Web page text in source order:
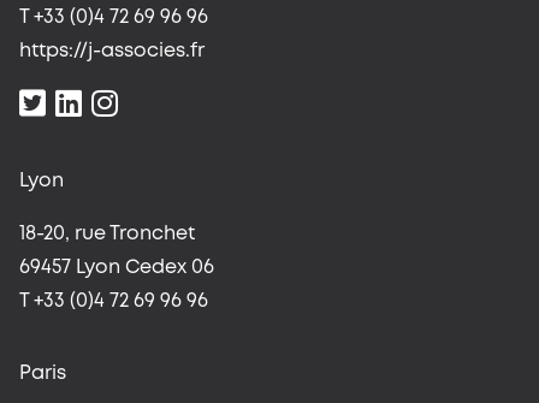
T +33 (0)4 72 69 96 96
https://j-associes.fr
Lyon
18-20, rue Tronchet
69457 Lyon Cedex 06
T +33 (0)4 72 69 96 96
Paris